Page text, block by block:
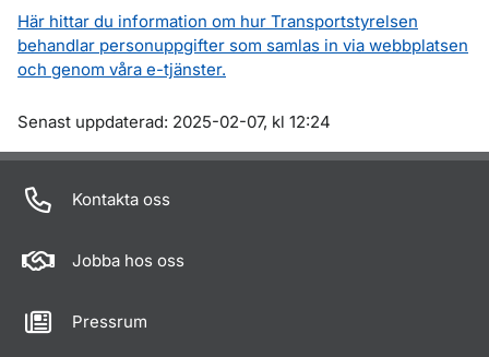
Här hittar du information om hur Transportstyrelsen
behandlar personuppgifter som samlas in via webbplatsen
och genom våra e-tjänster.
Om sidan
Senast uppdaterad: 2025-02-07, kl 12:24
Kontakta oss
Jobba hos oss
Pressrum